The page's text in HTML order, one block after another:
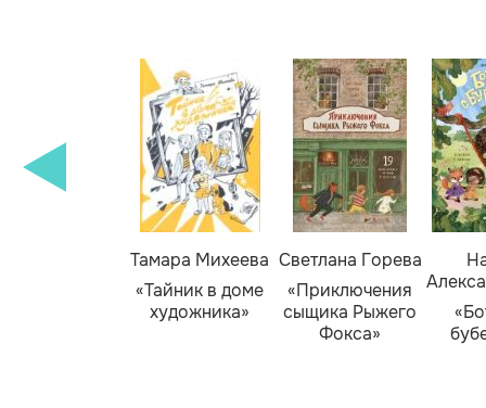
Тамара Михеева
«Тайник в доме
художника»
Светлана Горева
«Приключения
сыщика Рыжего
Фокса»